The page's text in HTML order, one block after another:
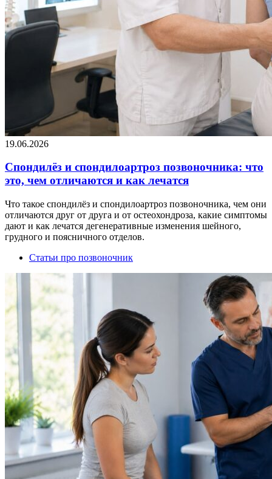
19.06.2026
Спондилёз и спондилоартроз позвоночника: что
это, чем отличаются и как лечатся
Что такое спондилёз и спондилоартроз позвоночника, чем они
отличаются друг от друга и от остеохондроза, какие симптомы
дают и как лечатся дегенеративные изменения шейного,
грудного и поясничного отделов.
Статьи про позвоночник